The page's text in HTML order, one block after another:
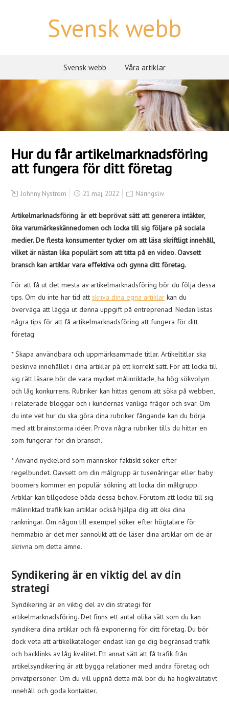
Svensk webb
Svensk webb Våra artiklar
Hur du får artikelmarknadsföring
att fungera för ditt företag
Johnny Nyström 21 maj, 2022 Näringsliv
Artikelmarknadsföring är ett beprövat sätt att generera intäkter,
öka varumärkeskännedomen och locka till sig följare på sociala
medier. De flesta konsumenter tycker om att läsa skriftligt innehåll,
vilket är nästan lika populärt som att titta på en video. Oavsett
bransch kan artiklar vara effektiva och gynna ditt företag.
För att få ut det mesta av artikelmarknadsföring bör du följa dessa
tips. Om du inte har tid att skriva dina egna artiklar kan du
överväga att lägga ut denna uppgift på entreprenad. Nedan listas
några tips för att få artikelmarknadsföring att fungera för ditt
företag.
* Skapa användbara och uppmärksammade titlar. Artikeltitlar ska
beskriva innehållet i dina artiklar på ett korrekt sätt. För att locka till
sig rätt läsare bör de vara mycket målinriktade, ha hög sökvolym
och låg konkurrens. Rubriker kan hittas genom att söka på webben,
i relaterade bloggar och i kundernas vanliga frågor och svar. Om
du inte vet hur du ska göra dina rubriker fångande kan du börja
med att brainstorma idéer. Prova några rubriker tills du hittar en
som fungerar för din bransch.
* Använd nyckelord som människor faktiskt söker efter
regelbundet. Oavsett om din målgrupp är tusenåringar eller baby
boomers kommer en populär sökning att locka din målgrupp.
Artiklar kan tillgodose båda dessa behov. Förutom att locka till sig
målinriktad trafik kan artiklar också hjälpa dig att öka dina
rankningar. Om någon till exempel söker efter högtalare för
hemmabio är det mer sannolikt att de läser dina artiklar om de är
skrivna om detta ämne.
Syndikering är en viktig del av din
strategi
Syndikering är en viktig del av din strategi för
artikelmarknadsföring. Det finns ett antal olika sätt som du kan
syndikera dina artiklar och få exponering för ditt företag. Du bör
dock veta att artikelkataloger endast kan ge dig begränsad trafik
och backlinks av låg kvalitet. Ett annat sätt att få trafik från
artikelsyndikering är att bygga relationer med andra företag och
privatpersoner. Om du vill uppnå detta mål bör du ha högkvalitativt
innehåll och goda kontakter.